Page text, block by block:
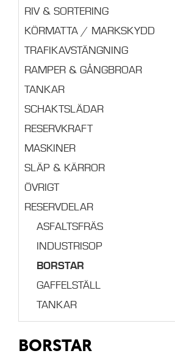
RIV & SORTERING
KÖRMATTA / MARKSKYDD
TRAFIKAVSTÄNGNING
RAMPER & GÅNGBROAR
TANKAR
SCHAKTSLÄDAR
RESERVKRAFT
MASKINER
SLÄP & KÄRROR
ÖVRIGT
RESERVDELAR
ASFALTSFRÄS
INDUSTRISOP
BORSTAR
GAFFELSTÄLL
TANKAR
BORSTAR